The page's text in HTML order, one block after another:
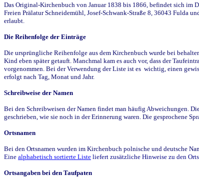
Das Original-Kirchenbuch von Januar 1838 bis 1866, befindet sich im
Freien Prälatur Schneidemühl, Josef-Schwank-Straße 8, 36043 Fulda
erlaubt.
Die Reihenfolge der Einträge
Die ursprüngliche Reihenfolge aus dem Kirchenbuch wurde bei
Kind eben später getauft. Manchmal kam es auch vor, dass der
vorgenommen. Bei der Verwendung der Liste ist es wichtig, einen
erfolgt nach Tag, Monat und Jahr.
Schreibweise der Namen
Bei den Schreibweisen der Namen findet man häufig Abweichungen.
geschrieben, wie sie noch in der Erinnerung waren. Die gesprochene
Ortsnamen
Bei den Ortsnamen wurden im Kirchenbuch polnische und deutsche
Eine alphabetisch sortierte Liste liefert zusätzliche Hinweise zu den
Ortsangaben bei den Taufpaten